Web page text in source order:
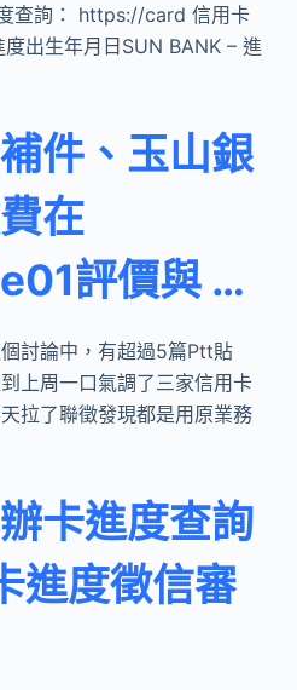
查詢： https://card 信用卡
出生年月日SUN BANK – 進
件、玉山銀
在
評價與 …
討論中，有超過5篇Ptt貼
上周一口氣調了三家信用卡
拉了聯徵發現都是用原業務
卡進度查詢
進度徵信審